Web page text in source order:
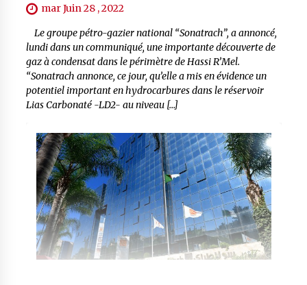
mar Juin 28 , 2022
Le groupe pétro-gazier national “Sonatrach”, a annoncé,
lundi dans un communiqué, une importante découverte de
gaz à condensat dans le périmètre de Hassi R’Mel.
“Sonatrach annonce, ce jour, qu’elle a mis en évidence un
potentiel important en hydrocarbures dans le réservoir
Lias Carbonaté -LD2- au niveau […]